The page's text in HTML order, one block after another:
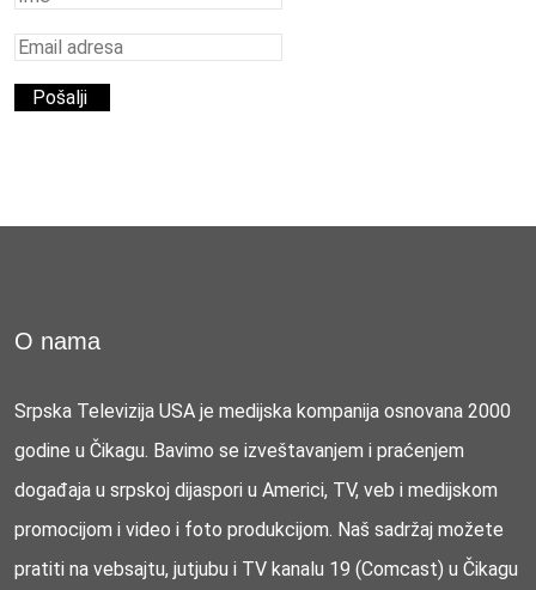
O nama
Srpska Televizija USA je medijska kompanija osnovana 2000
godine u Čikagu. Bavimo se izveštavanjem i praćenjem
događaja u srpskoj dijaspori u Americi, TV, veb i medijskom
promocijom i video i foto produkcijom. Naš sadržaj možete
pratiti na vebsajtu, jutjubu i TV kanalu 19 (Comcast) u Čikagu